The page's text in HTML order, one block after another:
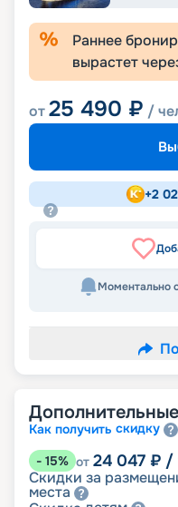
Раннее
вырастет
от25 490 ₽ /
+2
Моментально
Как получить скидку
- 15% от 24 047 ₽ /
Скидки за
места